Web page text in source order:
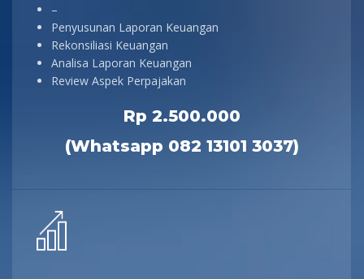
–
Penyusunan Laporan Keuangan
Rekonsiliasi Keuangan
Analisa Laporan Keuangan
Review Aspek Perpajakan
Rp 2.500.000
(Whatsapp 082 13101 3037)